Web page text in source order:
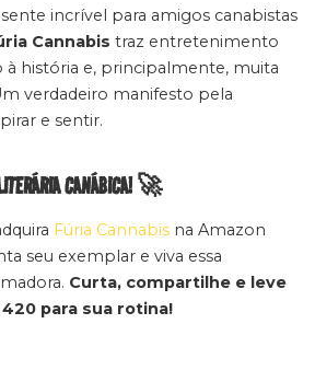
incrível para amigos canabistas
Cannabis traz entretenimento
à história e, principalmente, muita
verdadeiro manifesto pela
e sentir.
CANÁBICA! 🚀
Fúria Cannabis na Amazon
seu exemplar e viva essa
Curta, compartilhe e leve
para sua rotina!